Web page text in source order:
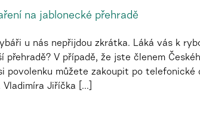
na jablonecké přehradě
u nás nepřijdou zkrátka. Láká vás k
přehradě? V případě, že jste členem
povolenku můžete zakoupit po telefonické
Vladimíra Jiříčka [...]